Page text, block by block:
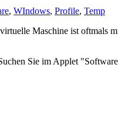
, WIndows, Profile, Temp
Maschine ist oftmals
Sie im Applet